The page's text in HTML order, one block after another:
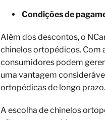
Condições de
Além dos descontos, o
chinelos ortopédicos. Com
consumidores podem
uma vantagem
ortopédicas de longo prazo.
A escolha de chinelos